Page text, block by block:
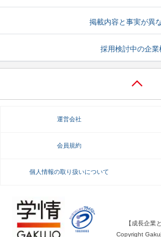
掲載内容と事実が異
採用検討中の企業
運営会社
会員規約
個人情報の取り扱いについて
【成長企業
Copyright